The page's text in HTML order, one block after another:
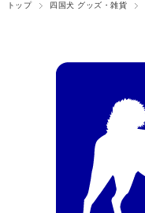
トップ 四国犬 グッズ・雑貨